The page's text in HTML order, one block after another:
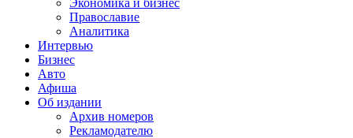
Экономика и бизнес
Православие
Аналитика
Интервью
Бизнес
Авто
Афиша
Об издании
Архив номеров
Рекламодателю